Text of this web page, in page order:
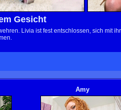
Gesicht
Livia ist fest entschlossen, sich mit
Amy